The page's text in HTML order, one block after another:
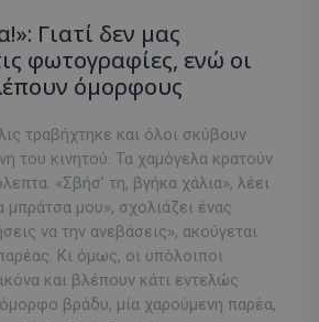
Γιατί δεν μας
φωτογραφίες, ενώ οι
όμορφους
τραβήχτηκε και όλοι σκύβουν
του κινητού. Τα χαμόγελα κρατούν
«Σβήσ’ τη, βγήκα χάλια», λέει
μπράτσα μου», σχολιάζει ένας
να την ανεβάσεις», ακούγεται
Κι όμως, οι υπόλοιποι
και βλέπουν κάτι εντελώς
βράδυ, μία χαρούμενη παρέα,